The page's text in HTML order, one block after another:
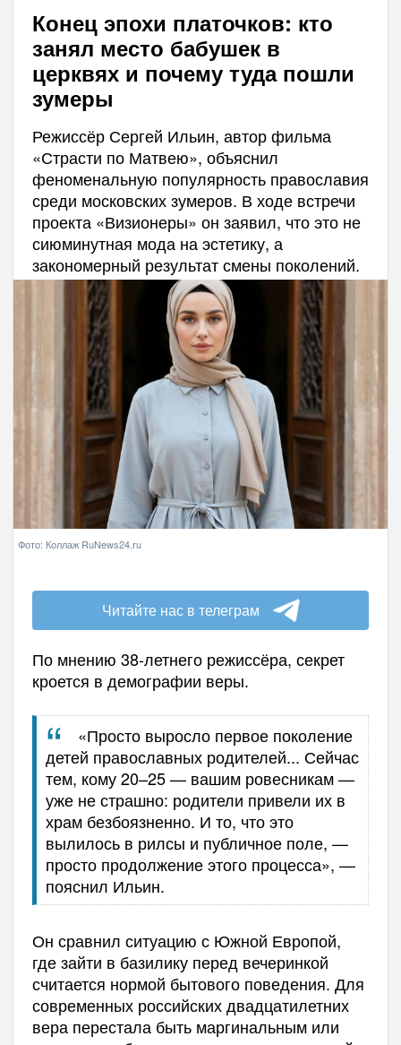
Конец эпохи платочков: кто
занял место бабушек в
церквях и почему туда пошли
зумеры
Режиссёр Сергей Ильин, автор фильма
«Страсти по Матвею», объяснил
феноменальную популярность православия
среди московских зумеров. В ходе встречи
проекта «Визионеры» он заявил, что это не
сиюминутная мода на эстетику, а
закономерный результат смены поколений.
Фото: Коллаж RuNews24.ru
Читайте нас в телеграм
По мнению 38-летнего режиссёра, секрет
кроется в демографии веры.
«Просто выросло первое поколение
детей православных родителей... Сейчас
тем, кому 20–25 — вашим ровесникам —
уже не страшно: родители привели их в
храм безбоязненно. И то, что это
вылилось в рилсы и публичное поле, —
просто продолжение этого процесса», —
пояснил Ильин.
Он сравнил ситуацию с Южной Европой,
где зайти в базилику перед вечеринкой
считается нормой бытового поведения. Для
современных российских двадцатилетних
вера перестала быть маргинальным или